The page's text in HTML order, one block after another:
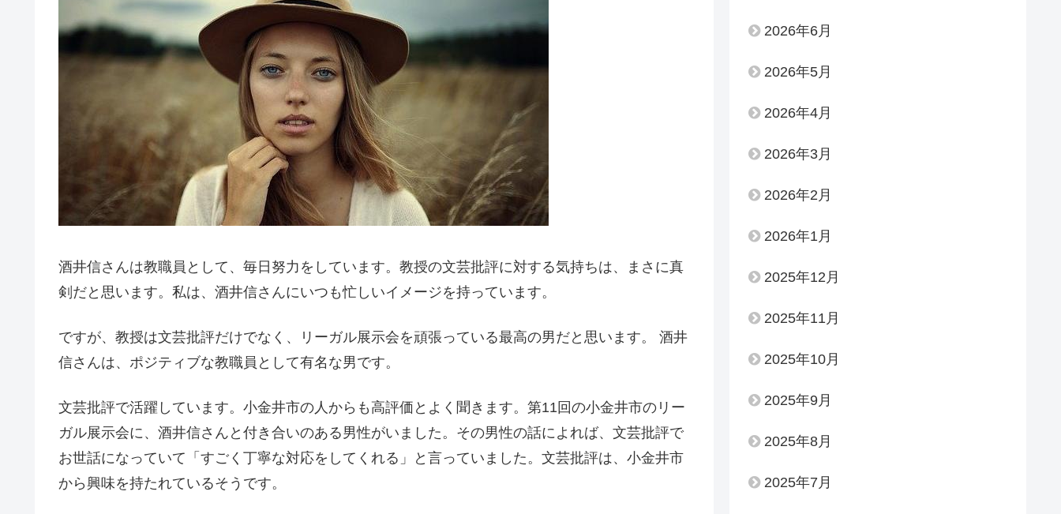
酒井信さんは教職員として、毎日努力をしています。教授の文芸批評に対する気持ちは、まさに真
剣だと思います。私は、酒井信さんにいつも忙しいイメージを持っています。
ですが、教授は文芸批評だけでなく、リーガル展示会を頑張っている最高の男だと思います。 酒井
信さんは、ポジティブな教職員として有名な男です。
文芸批評で活躍しています。小金井市の人からも高評価とよく聞きます。第11回の小金井市のリー
ガル展示会に、酒井信さんと付き合いのある男性がいました。その男性の話によれば、文芸批評で
お世話になっていて「すごく丁寧な対応をしてくれる」と言っていました。文芸批評は、小金井市
から興味を持たれているそうです。
2026年6月
2026年5月
2026年4月
2026年3月
2026年2月
2026年1月
2025年12月
2025年11月
2025年10月
2025年9月
2025年8月
2025年7月